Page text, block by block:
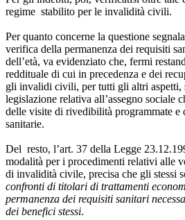
regime stabilito per le invalidità civili.
Per quanto concerne la questione
verifica della permanenza dei requisiti
dell’età, va evidenziato che, fermi
reddituale di cui in precedenza e dei
gli invalidi civili, per tutti gli altri aspetti,
legislazione relativa all’assegno sociale
delle visite di rivedibilità programmate
sanitarie.
Del resto, l’art. 37 della Legge
modalità per i procedimenti relativi alle
di invalidità civile, precisa che gli stessi
confronti di titolari di trattamenti
permanenza dei requisiti sanitari
dei benefici stessi.